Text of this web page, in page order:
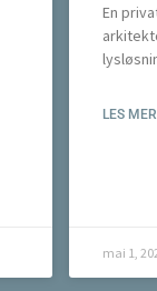
En
LES
mai 1,